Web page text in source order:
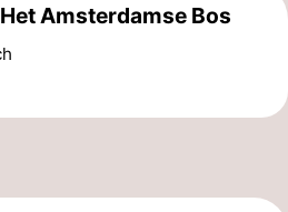
Amsterdamse Bos